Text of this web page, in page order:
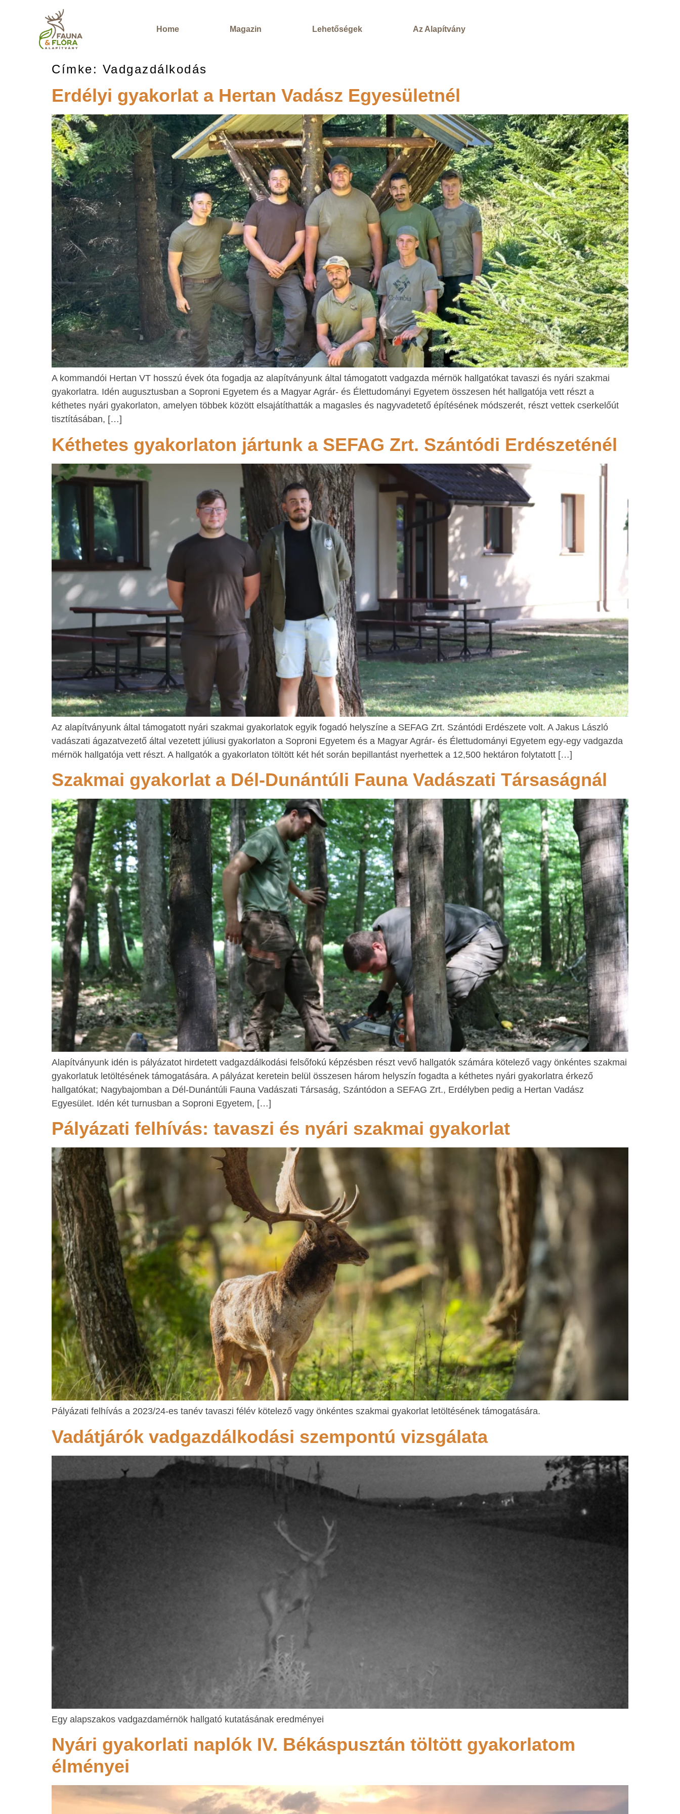
Home Magazin Lehetőségek Az Alapítvány
Címke: Vadgazdálkodás
Erdélyi gyakorlat a Hertan Vadász Egyesületnél
A kommandói Hertan VT hosszú évek óta fogadja az alapítványunk által támogatott vadgazda mérnök hallgatókat tavaszi és nyári szakmai
gyakorlatra. Idén augusztusban a Soproni Egyetem és a Magyar Agrár- és Élettudományi Egyetem összesen hét hallgatója vett részt a
kéthetes nyári gyakorlaton, amelyen többek között elsajátíthatták a magasles és nagyvadetető építésének módszerét, részt vettek cserkelőút
tisztításában, […]
Kéthetes gyakorlaton jártunk a SEFAG Zrt. Szántódi Erdészeténél
Az alapítványunk által támogatott nyári szakmai gyakorlatok egyik fogadó helyszíne a SEFAG Zrt. Szántódi Erdészete volt. A Jakus László
vadászati ágazatvezető által vezetett júliusi gyakorlaton a Soproni Egyetem és a Magyar Agrár- és Élettudományi Egyetem egy-egy vadgazda
mérnök hallgatója vett részt. A hallgatók a gyakorlaton töltött két hét során bepillantást nyerhettek a 12,500 hektáron folytatott […]
Szakmai gyakorlat a Dél-Dunántúli Fauna Vadászati Társaságnál
Alapítványunk idén is pályázatot hirdetett vadgazdálkodási felsőfokú képzésben részt vevő hallgatók számára kötelező vagy önkéntes szakmai
gyakorlatuk letöltésének támogatására. A pályázat keretein belül összesen három helyszín fogadta a kéthetes nyári gyakorlatra érkező
hallgatókat; Nagybajomban a Dél-Dunántúli Fauna Vadászati Társaság, Szántódon a SEFAG Zrt., Erdélyben pedig a Hertan Vadász
Egyesület. Idén két turnusban a Soproni Egyetem, […]
Pályázati felhívás: tavaszi és nyári szakmai gyakorlat
Pályázati felhívás a 2023/24-es tanév tavaszi félév kötelező vagy önkéntes szakmai gyakorlat letöltésének támogatására.
Vadátjárók vadgazdálkodási szempontú vizsgálata
Egy alapszakos vadgazdamérnök hallgató kutatásának eredményei
Nyári gyakorlati naplók IV. Békáspusztán töltött gyakorlatom
élményei